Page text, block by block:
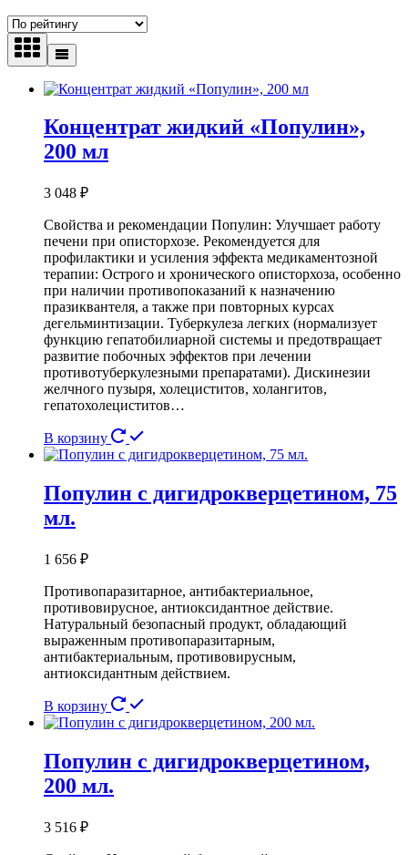
Концентрат жидкий «Популин»,
200 мл
3 048 ₽
Свойства и рекомендации Популин: Улучшает работу
печени при описторхозе. Рекомендуется для
профилактики и усиления эффекта медикаментозной
терапии: Острого и хронического описторхоза, особенно
при наличии противопоказаний к назначению
празиквантеля, а также при повторных курсах
дегельминтизации. Туберкулеза легких (нормализует
функцию гепатобилиарной системы и предотвращает
развитие побочных эффектов при лечении
противотуберкулезными препаратами). Дискинезии
желчного пузыря, холециститов, холангитов,
гепатохолециститов…
В корзину
Популин с дигидрокверцетином, 75
мл.
1 656 ₽
Противопаразитарное, антибактериальное,
противовирусное, антиоксидантное действие.
Натуральный безопасный продукт, обладающий
выраженным противопаразитарным,
антибактериальным, противовирусным,
антиоксидантным действием.
В корзину
Популин с дигидрокверцетином,
200 мл.
3 516 ₽